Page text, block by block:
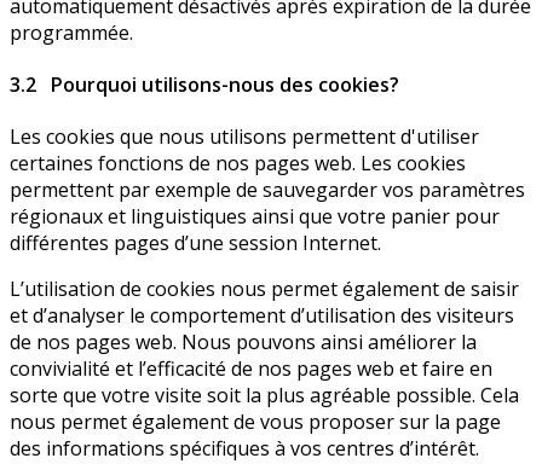
automatiquement désactivés après expiration de la durée
programmée.
3.2 Pourquoi utilisons-nous des cookies?
Les cookies que nous utilisons permettent d'utiliser
certaines fonctions de nos pages web. Les cookies
permettent par exemple de sauvegarder vos paramètres
régionaux et linguistiques ainsi que votre panier pour
différentes pages d’une session Internet.
L’utilisation de cookies nous permet également de saisir
et d’analyser le comportement d’utilisation des visiteurs
de nos pages web. Nous pouvons ainsi améliorer la
convivialité et l’efficacité de nos pages web et faire en
sorte que votre visite soit la plus agréable possible. Cela
nous permet également de vous proposer sur la page
des informations spécifiques à vos centres d’intérêt.